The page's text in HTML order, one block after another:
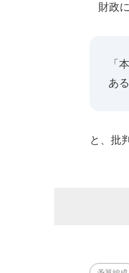
財政
「
ある
と、批